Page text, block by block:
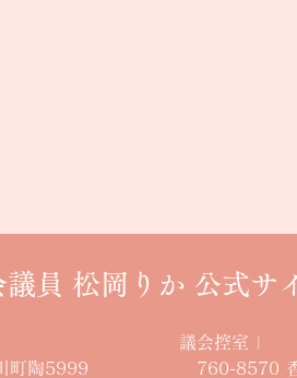
員 松岡りか 公式サ
町陶5999
議会控室 |
760-8570